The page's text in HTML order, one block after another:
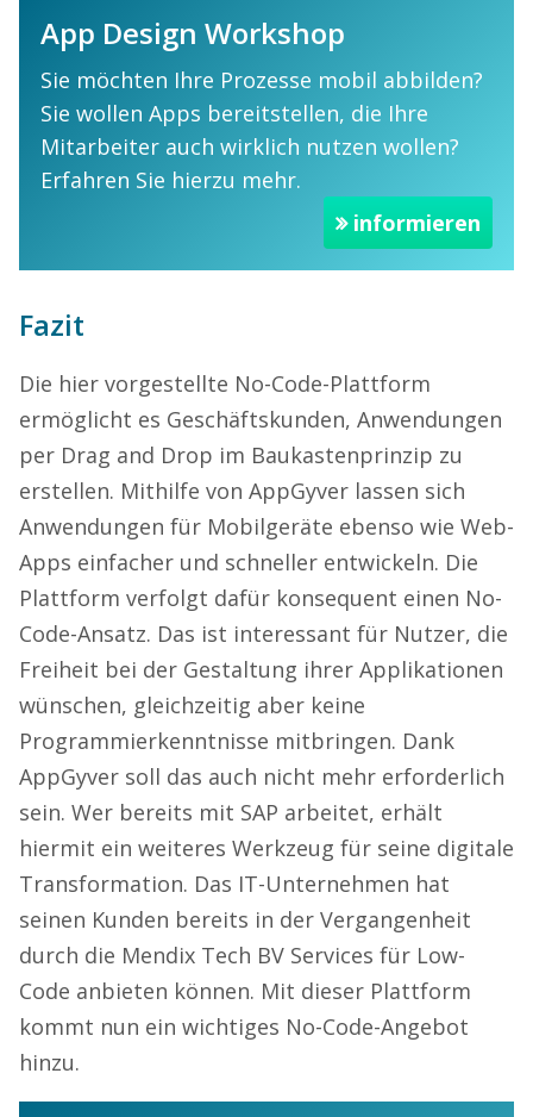
App Design Workshop
Sie möchten Ihre Prozesse mobil abbilden?
Sie wollen Apps bereitstellen, die Ihre
Mitarbeiter auch wirklich nutzen wollen?
Erfahren Sie hierzu mehr.
informieren
Fazit
Die hier vorgestellte No-Code-Plattform
ermöglicht es Geschäftskunden, Anwendungen
per Drag and Drop im Baukastenprinzip zu
erstellen. Mithilfe von AppGyver lassen sich
Anwendungen für Mobilgeräte ebenso wie Web-
Apps einfacher und schneller entwickeln. Die
Plattform verfolgt dafür konsequent einen No-
Code-Ansatz. Das ist interessant für Nutzer, die
Freiheit bei der Gestaltung ihrer Applikationen
wünschen, gleichzeitig aber keine
Programmierkenntnisse mitbringen. Dank
AppGyver soll das auch nicht mehr erforderlich
sein. Wer bereits mit SAP arbeitet, erhält
hiermit ein weiteres Werkzeug für seine digitale
Transformation. Das IT-Unternehmen hat
seinen Kunden bereits in der Vergangenheit
durch die Mendix Tech BV Services für Low-
Code anbieten können. Mit dieser Plattform
kommt nun ein wichtiges No-Code-Angebot
hinzu.